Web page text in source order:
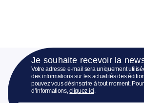
Je souhaite recevoir la
Votre adresse e-mail sera uniquement
des informations sur les actualités des
pouvez vous désinscrire à tout moment.
d’informations,cliquez ici